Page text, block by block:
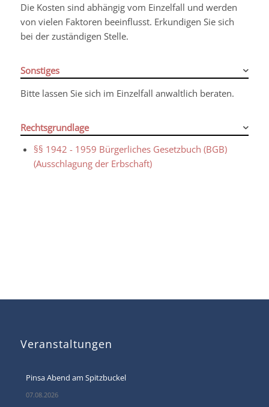
Die Kosten sind abhängig vom Einzelfall und werden
von vielen Faktoren beeinflusst. Erkundigen Sie sich
bei der zuständigen Stelle.
Sonstiges
Bitte lassen Sie sich im Einzelfall anwaltlich beraten.
Rechtsgrundlage
§§ 1942 - 1959 Bürgerliches Gesetzbuch (BGB)
(Ausschlagung der Erbschaft)
Veranstaltungen
Pinsa Abend am Spitzbuckel
07.08.2026